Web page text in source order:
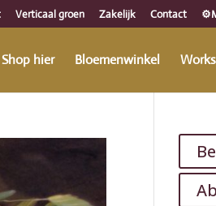
Verticaal groen Zakelijk Contact
Shop hier Bloemenwinkel